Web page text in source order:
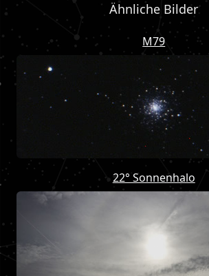
Ähnliche Bilder
M79
22° Sonnenhalo